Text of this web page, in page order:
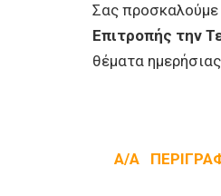
Σας προσκαλούμε
Επιτροπής την
θέματα
Α/Α